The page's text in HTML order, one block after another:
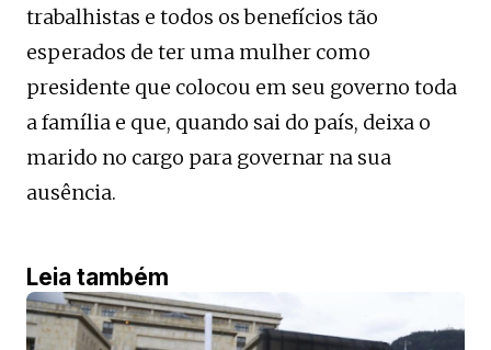
trabalhistas e todos os benefícios tão
esperados de ter uma mulher como
presidente que colocou em seu governo toda
a família e que, quando sai do país, deixa o
marido no cargo para governar na sua
ausência.
Leia também